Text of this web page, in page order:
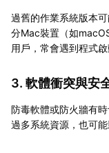
過舊的作業系統版本
分Mac裝置（如
用戶，常會遇到程式啟
3. 軟體衝突與安
防毒軟體或防火牆有
過多系統資源，也可能